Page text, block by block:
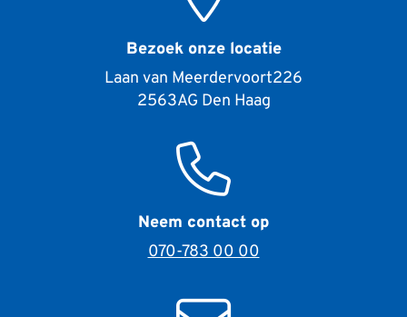
Bezoek onze locatie
Laan van Meerdervoort226
2563AG Den Haag
Neem contact op
070-783 00 00